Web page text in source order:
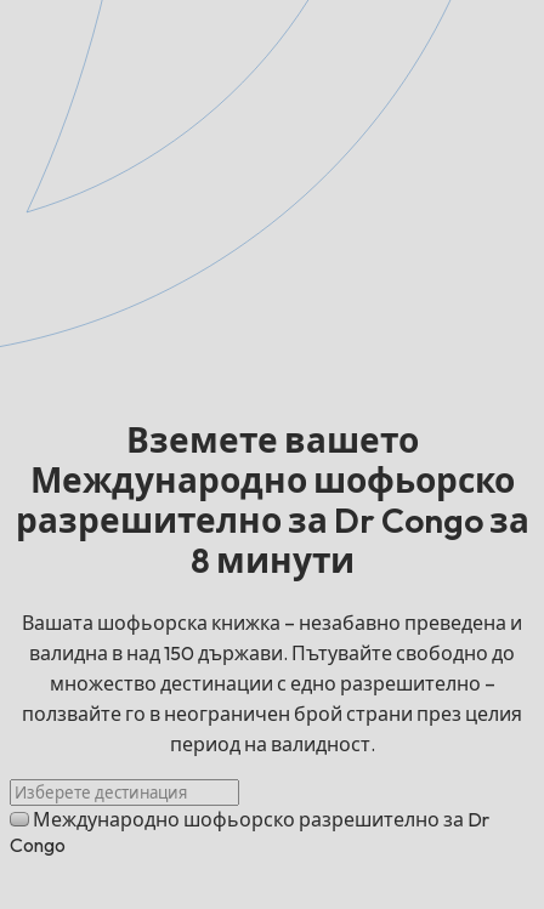
Вземете вашето
Международно шофьорско
разрешително за Dr Congo за
8 минути
Вашата шофьорска книжка – незабавно преведена и
валидна в над 150 държави. Пътувайте свободно до
множество дестинации с едно разрешително –
ползвайте го в неограничен брой страни през целия
период на валидност.
Международно шофьорско разрешително за Dr
Congo